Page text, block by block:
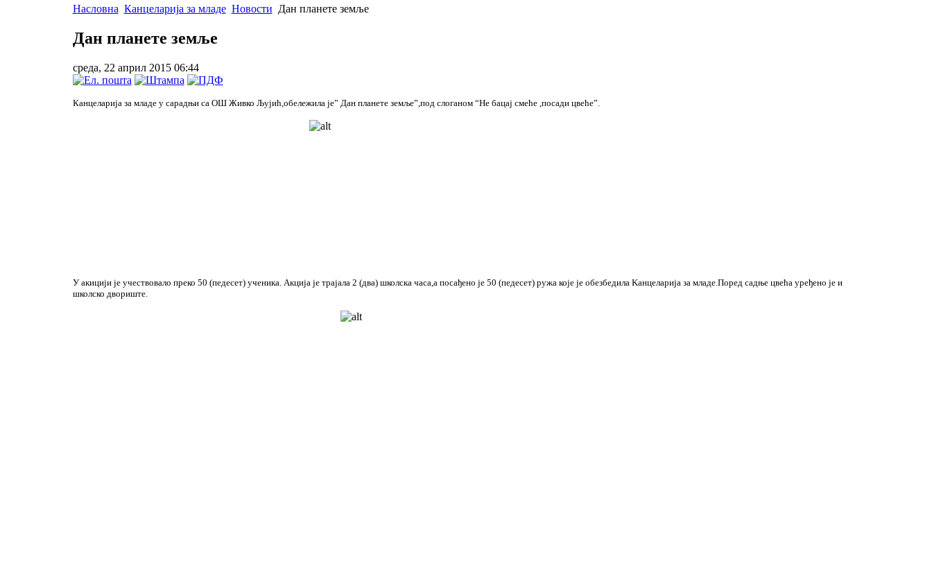
Насловна Канцеларија за младе Новости Дан планете земље
Дан планете земље
среда, 22 април 2015 06:44
Канцеларија за младе у сарадњи са ОШ Живко Љујић,обележила је” Дан планете земље”,под слоганом “Не бацај смеће ,посади цвеће”.
У акицији је учествовало преко 50 (педесет) ученика. Акција је трајала 2 (два) школска часа,а посађено је 50 (педесет) ружа које је обезбедила Kанцеларија за младе.Поред садње цвећа уређено је и
школско двориште.